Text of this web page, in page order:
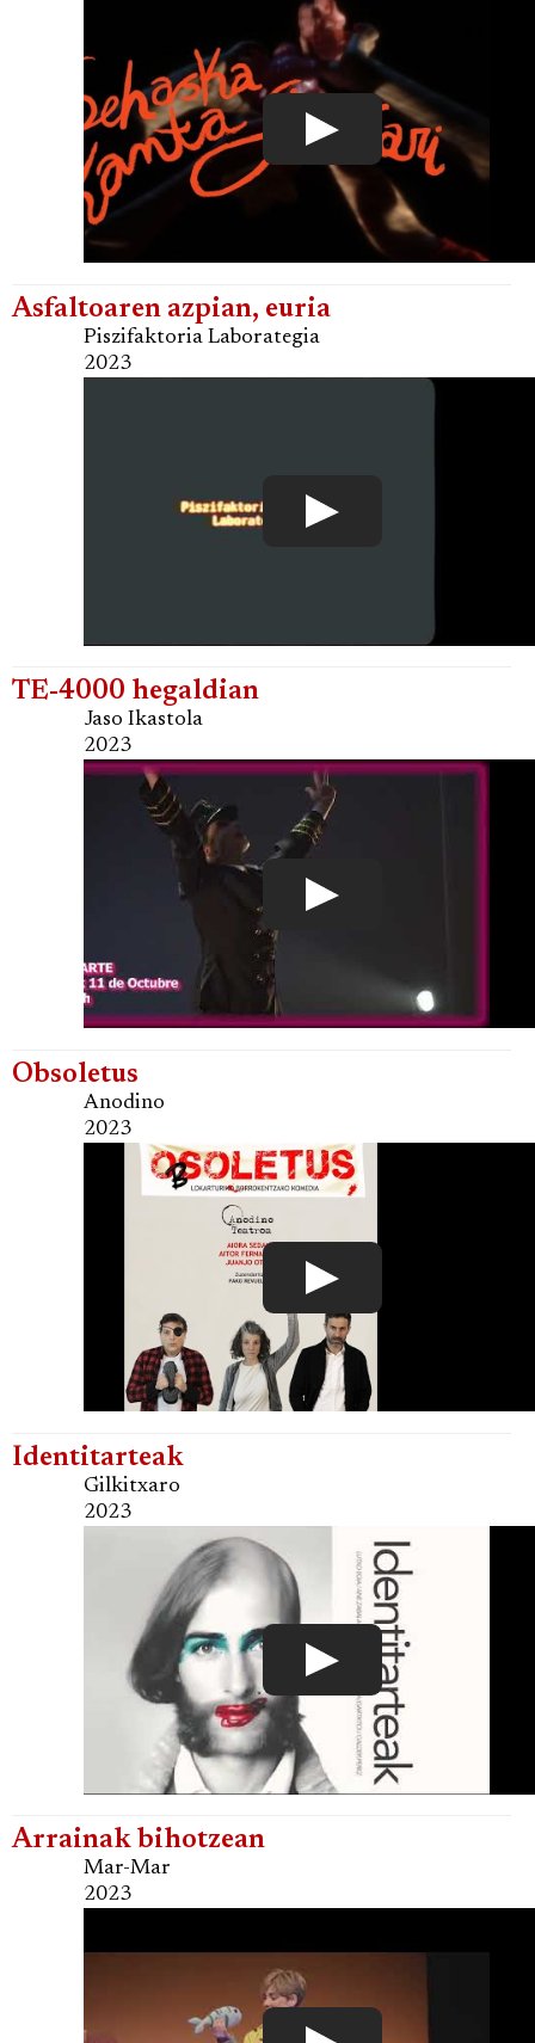
Asfaltoaren azpian, euria
Piszifaktoria Laborategia
2023
TE-4000 hegaldian
Jaso Ikastola
2023
Obsoletus
Anodino
2023
Identitarteak
Gilkitxaro
2023
Arrainak bihotzean
Mar-Mar
2023